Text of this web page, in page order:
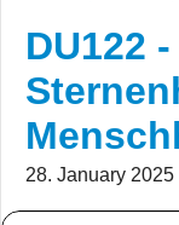
DU122
28. January 2025